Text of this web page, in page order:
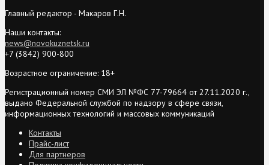
Главный редактор - Макаров Г.Н.
Наши контакты:
news@novokuznetsk.ru
+7 (3842) 900-800
Возрастное ограничение: 18+
Регистрационный номер СМИ ЭЛ №ФС 77-79664 от 27.11.2020 г.,
выдано Федеральной службой по надзору в сфере связи,
информационных технологий и массовых коммуникаций
Контакты
Прайс-лист
Для партнеров